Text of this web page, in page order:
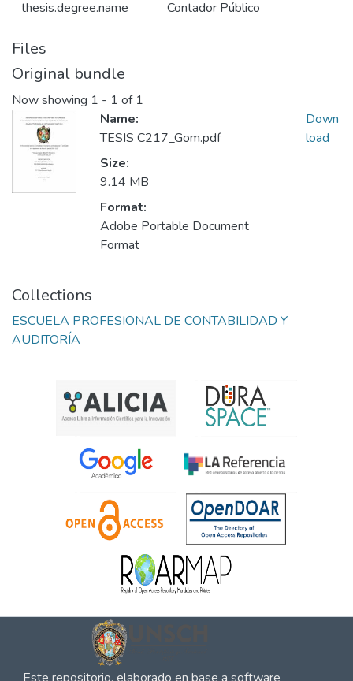
thesis.degree.name Contador Público
Files
Original bundle
Now showing 1 - 1 of 1
Name:
TESIS C217_Gom.pdf
Size:
9.14 MB
Format:
Adobe Portable Document
Format
Down
load
Collections
ESCUELA PROFESIONAL DE CONTABILIDAD Y
AUDITORÍA